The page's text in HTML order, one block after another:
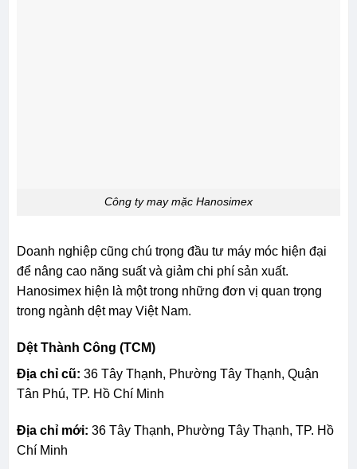
Công ty may mặc Hanosimex
Doanh nghiệp cũng chú trọng đầu tư máy móc hiện đại
để nâng cao năng suất và giảm chi phí sản xuất.
Hanosimex hiện là một trong những đơn vị quan trọng
trong ngành dệt may Việt Nam.
Dệt Thành Công (TCM)
Địa chỉ cũ: 36 Tây Thạnh, Phường Tây Thạnh, Quận
Tân Phú, TP. Hồ Chí Minh
Địa chỉ mới: 36 Tây Thạnh, Phường Tây Thạnh, TP. Hồ
Chí Minh